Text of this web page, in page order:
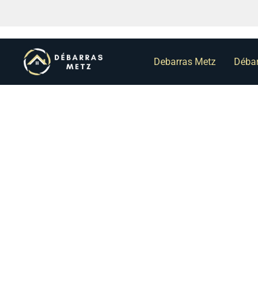
Debarras Metz